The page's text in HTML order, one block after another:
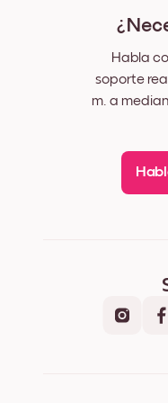
Habla
soporte
m. a